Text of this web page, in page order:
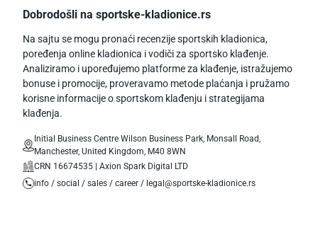
Dobrodošli na sportske-kladionice.rs
Na sajtu se mogu pronaći recenzije sportskih kladionica,
poređenja online kladionica i vodiči za sportsko klađenje.
Analiziramo i upoređujemo platforme za klađenje, istražujemo
bonuse i promocije, proveravamo metode plaćanja i pružamo
korisne informacije o sportskom klađenju i strategijama
klađenja.
Initial Business Centre Wilson Business Park, Monsall Road,
Manchester, United Kingdom, M40 8WN
CRN 16674535 | Axion Spark Digital LTD
info / social / sales / career / legal@sportske-kladionice.rs